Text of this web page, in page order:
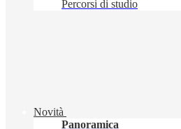
Percorsi di studio
Novità
Panoramica